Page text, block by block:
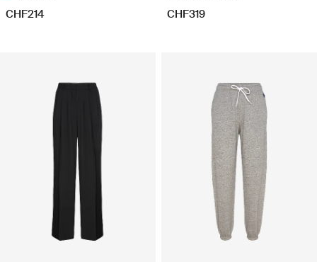
CHF214 CHF319